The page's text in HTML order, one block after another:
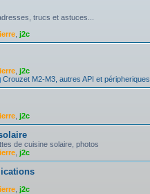
trucs et astuces...
j2c
j2c
Crouzet M2-M3, autres API et péripheriques
j2c
de cuisine solaire, photos
j2c
j2c